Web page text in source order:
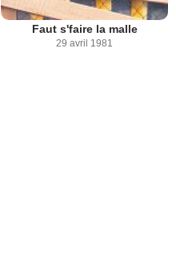
Faut s'faire la malle
29 avril 1981